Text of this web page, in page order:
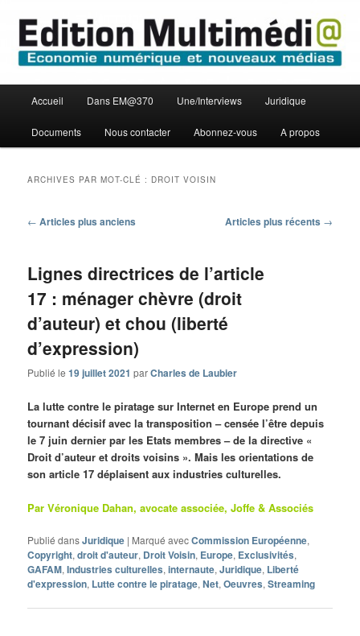
contenu
principal
contenu
secondaire
Edition Multimédi@
principal
Accueil Dans EM@370 Une/Interviews Juridique
Documents Nous contacter Abonnez-vous A propos
ARCHIVES PAR MOT-CLÉ : DROIT VOISIN
Navigation
← Articles plus anciens Articles plus récents →
Lignes directrices de l’article
17 : ménager chèvre (droit
d’auteur) et chou (liberté
d’expression)
Publié le19 juillet 2021 parCharles de Laubier
La lutte contre le piratage sur Internet en Europe prend un
tournant décisif avec la transposition – censée l’être depuis
le 7 juin dernier par les Etats membres – de la directive «
Droit d’auteur et droits voisins ». Mais les orientations de
son article 17 déplaisent aux industries culturelles.
Par Véronique Dahan, avocate associée, Joffe & Associés
Publié dansJuridique | Marqué avecCommission Européenne,
Copyright,droit d'auteur, Droit Voisin, Europe, Exclusivités,
GAFAM,Industries culturelles,internaute,Juridique, Liberté
d'expression, Lutte contre le piratage,Net,Oeuvres,Streaming